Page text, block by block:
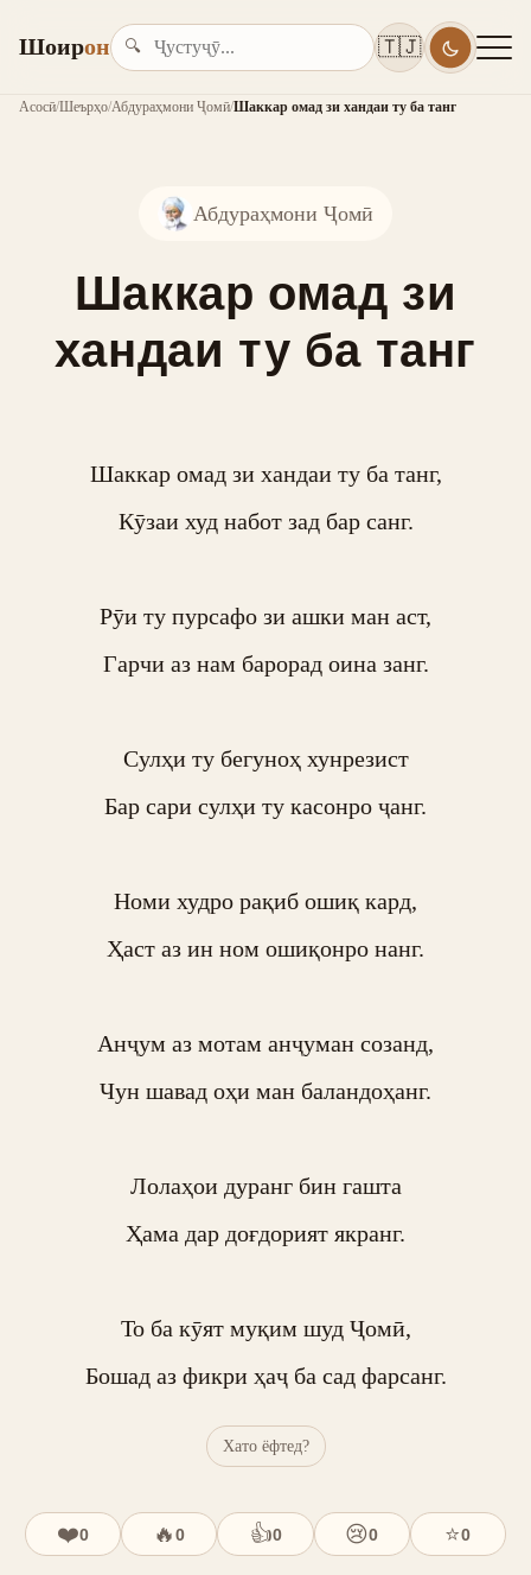
Шоирон 🔍 🇹🇯
Асосӣ/Шеърҳо/Абдураҳмони Ҷомӣ/Шаккар омад зи хандаи ту ба танг
Абдураҳмони Ҷомӣ
Шаккар омад зи
хандаи ту ба танг
Шаккар омад зи хандаи ту ба танг,
Кӯзаи худ набот зад бар санг.
Рӯи ту пурсафо зи ашки ман аст,
Гарчи аз нам барорад оина занг.
Сулҳи ту бегуноҳ хунрезист
Бар сари сулҳи ту касонро ҷанг.
Номи худро рақиб ошиқ кард,
Ҳаст аз ин ном ошиқонро нанг.
Анҷум аз мотам анҷуман созанд,
Чун шавад оҳи ман баландоҳанг.
Лолаҳои дуранг бин гашта
Ҳама дар доғдорият якранг.
То ба кӯят муқим шуд Ҷомӣ,
Бошад аз фикри ҳаҷ ба сад фарсанг.
Хато ёфтед?
❤️0 🔥0 👍0 😢0 ⭐0